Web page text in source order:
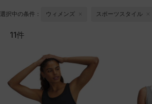
選択中の条件： ウィメンズ スポーツスタイル
11件